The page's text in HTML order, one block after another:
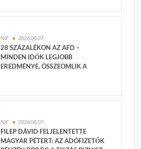
NIF 2026.08.07.
28 SZÁZALÉKON AZ AFD –
MINDEN IDŐK LEGJOBB
EREDMÉNYE, ÖSSZEOMLIK A
NIF 2026.08.07.
FILEP DÁVID FELJELENTETTE
MAGYAR PÉTERT: AZ ADÓFIZETŐK